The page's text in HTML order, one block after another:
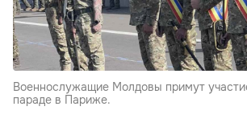
Военнослужащие Молдовы примут
параде в Париже.